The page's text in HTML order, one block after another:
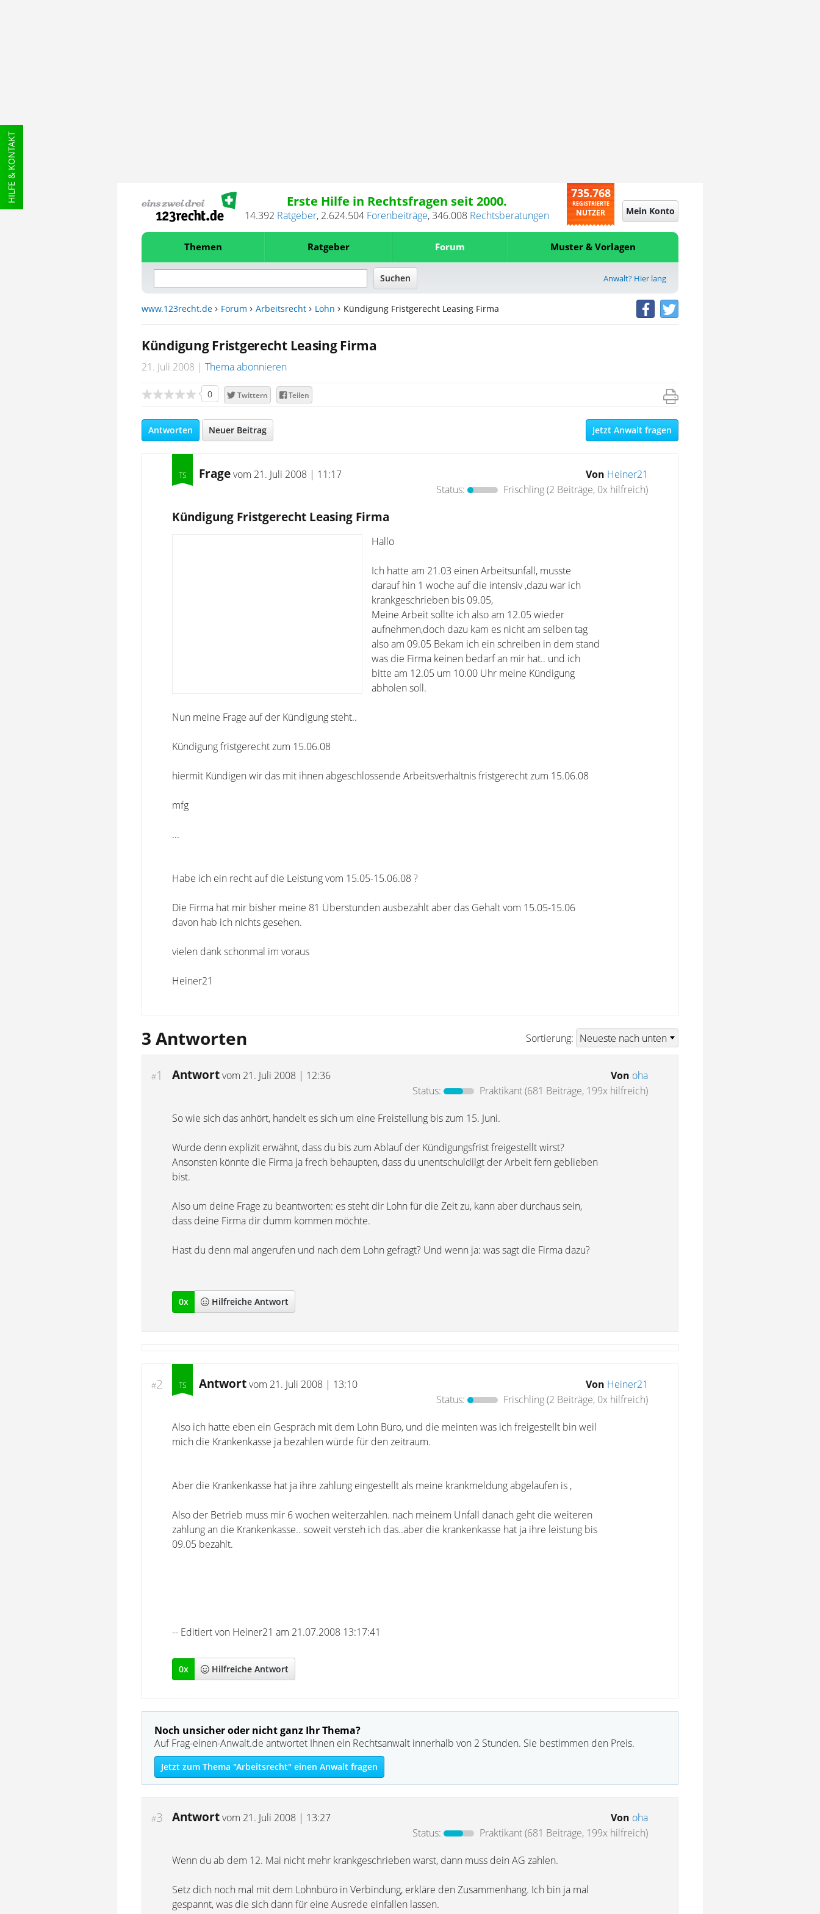
HILFE & KONTAKT Erste Hilfe in Rechtsfragen seit 2000.
14.392 Ratgeber, 2.624.504 Forenbeiträge,346.008 Rechtsberatungen
735.768
REGISTRIERTE
NUTZER Mein Konto
Themen Ratgeber Forum Muster & Vorlagen
Anwalt? Hier lang
www.123recht.de Forum Arbeitsrecht Lohn Kündigung Fristgerecht Leasing Firma
Kündigung Fristgerecht Leasing Firma
21. Juli 2008 Thema abonnieren
0 Twittern Teilen
Antworten Neuer Beitrag Jetzt Anwalt fragen
Fragevom 21. Juli 2008 | 11:17 Von Heiner21
Status:
Frischling(2 Beiträge, 0x hilfreich)
Kündigung Fristgerecht Leasing Firma
Hallo
Ich hatte am 21.03 einen Arbeitsunfall, musste
darauf hin 1 woche auf die intensiv ,dazu war ich
krankgeschrieben bis 09.05,
Meine Arbeit sollte ich also am 12.05 wieder
aufnehmen,doch dazu kam es nicht am selben tag
also am 09.05 Bekam ich ein schreiben in dem stand
was die Firma keinen bedarf an mir hat.. und ich
bitte am 12.05 um 10.00 Uhr meine Kündigung
abholen soll.
Nun meine Frage auf der Kündigung steht..
Kündigung fristgerecht zum 15.06.08
hiermit Kündigen wir das mit ihnen abgeschlossende Arbeitsverhältnis fristgerecht zum 15.06.08
mfg
...
Habe ich ein recht auf die Leistung vom 15.05-15.06.08 ?
Die Firma hat mir bisher meine 81 Überstunden ausbezahlt aber das Gehalt vom 15.05-15.06
davon hab ich nichts gesehen.
vielen dank schonmal im voraus
Heiner21
3 Antworten Sortierung:
#1 Antwortvom 21. Juli 2008 | 12:36 Von oha
Status:
Praktikant(681 Beiträge, 199x hilfreich)
So wie sich das anhört, handelt es sich um eine Freistellung bis zum 15. Juni.
Wurde denn explizit erwähnt, dass du bis zum Ablauf der Kündigungsfrist freigestellt wirst?
Ansonsten könnte die Firma ja frech behaupten, dass du unentschuldilgt der Arbeit fern geblieben
bist.
Also um deine Frage zu beantworten: es steht dir Lohn für die Zeit zu, kann aber durchaus sein,
dass deine Firma dir dumm kommen möchte.
Hast du denn mal angerufen und nach dem Lohn gefragt? Und wenn ja: was sagt die Firma dazu?
0x Hilfreiche Antwort
#2 Antwortvom 21. Juli 2008 | 13:10 Von Heiner21
Status:
Frischling(2 Beiträge, 0x hilfreich)
Also ich hatte eben ein Gespräch mit dem Lohn Büro, und die meinten was ich freigestellt bin weil
mich die Krankenkasse ja bezahlen würde für den zeitraum.
Aber die Krankenkasse hat ja ihre zahlung eingestellt als meine krankmeldung abgelaufen is ,
Also der Betrieb muss mir 6 wochen weiterzahlen. nach meinem Unfall danach geht die weiteren
zahlung an die Krankenkasse.. soweit versteh ich das..aber die krankenkasse hat ja ihre leistung bis
09.05 bezahlt.
-- Editiert von Heiner21 am 21.07.2008 13:17:41
0x Hilfreiche Antwort
Noch unsicher oder nicht ganz Ihr Thema?
Auf Frag-einen-Anwalt.de antwortet Ihnen ein Rechtsanwalt innerhalb von 2 Stunden. Sie bestimmen den Preis.
Jetzt zum Thema "Arbeitsrecht" einen Anwalt fragen
#3 Antwortvom 21. Juli 2008 | 13:27 Von oha
Status:
Praktikant(681 Beiträge, 199x hilfreich)
Wenn du ab dem 12. Mai nicht mehr krankgeschrieben warst, dann muss dein AG zahlen.
Setz dich noch mal mit dem Lohnbüro in Verbindung, erkläre den Zusammenhang. Ich bin ja mal
gespannt, was die sich dann für eine Ausrede einfallen lassen.